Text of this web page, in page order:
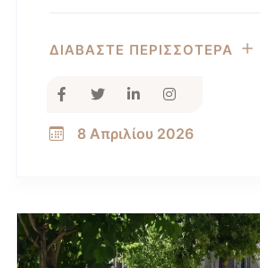
ΔΙΑΒΑΣΤΕ ΠΕΡΙΣΣΟΤΕΡΑ
8 Απριλίου 2026